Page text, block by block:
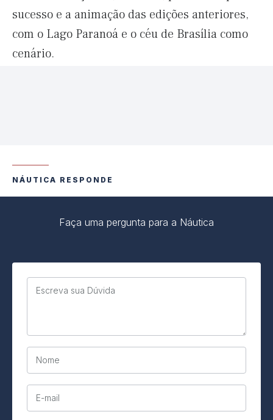
sucesso e a animação das edições anteriores,
com o Lago Paranoá e o céu de Brasília como
cenário.
NÁUTICA RESPONDE
Faça uma pergunta para a Náutica
Escreva sua Dúvida
Nome
E-mail